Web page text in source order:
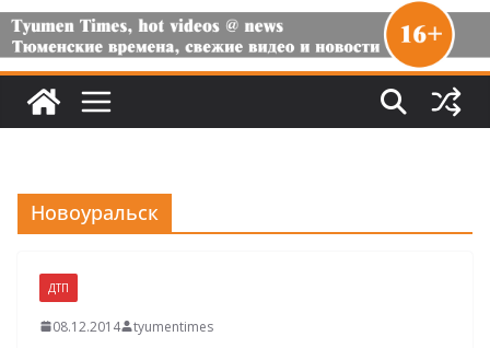
Новоуральск
ДТП
08.12.2014 tyumentimes